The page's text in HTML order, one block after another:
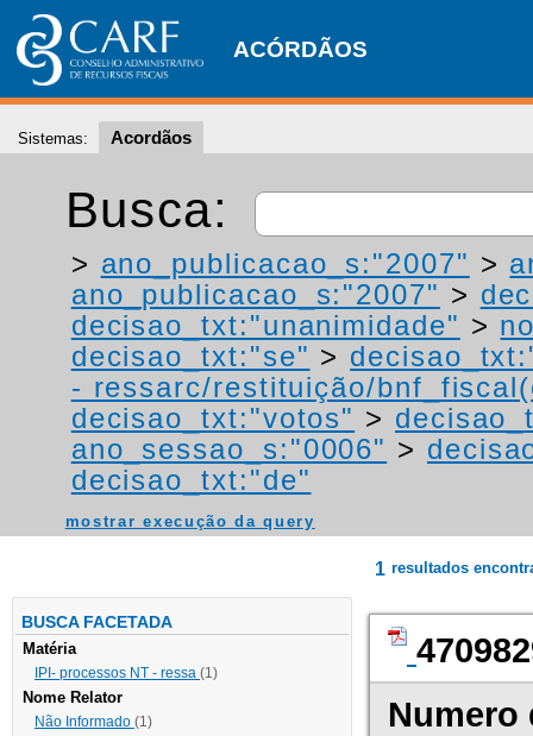
ACÓRDÃOS
Sistemas: Acordãos
Busca:
> ano_publicacao_s:"2007" >
ano_publicacao_s:"2007" >
decisao_txt:"unanimidade" >
decisao_txt:"se" >
- ressarc/restituição/
decisao_txt:"votos" >
ano_sessao_s:"0006" >
decisao_txt:"de"
mostrar execução da query
BUSCA FACETADA
Matéria
IPI- processos NT - ressa (1)
Nome Relator
Não Informado (1)
1 resultados
Numero